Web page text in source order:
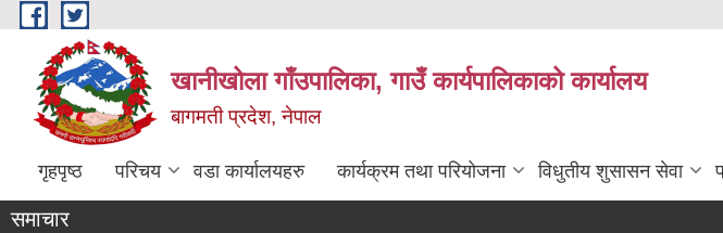
Skip to main content
खानीखोला गाँउपालिका, गाउँ कार्यपालिकाको कार्यालय
बागमती प्रदेश, नेपाल
गृहपृष्ठ परिचय वडा कार्यालयहरु कार्यक्रम तथा परियोजना विधुतीय शुसासन सेवा
समाचार